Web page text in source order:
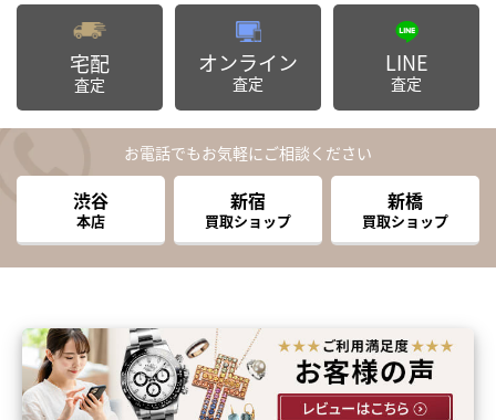
宅配
査定
オンライン
査定
LINE
査定
お電話でもお気軽にご相談ください
渋谷
本店
新宿
買取ショップ
新橋
買取ショップ